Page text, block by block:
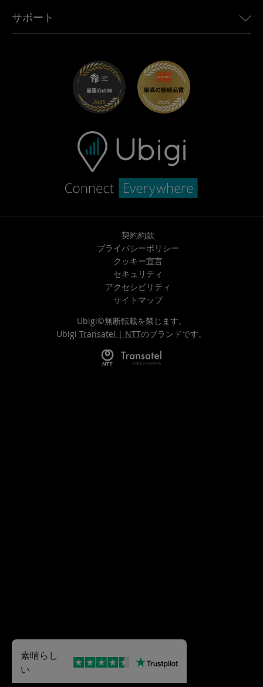
Mini向けUbigi
Maserati向けUbigi
Ubigiアプリ
アフェリエイトプログラム
サポート
トラブルシューティング
ヘルプセンター
お問い合わせ先
契約約款
プライバシーポリシー
クッキー宣言
セキュリティ
アクセシビリティ
サイトマップ
Ubigi©無断転載を禁じます。
Ubigi Transatel | NTTのブランドです。
素晴らし
い